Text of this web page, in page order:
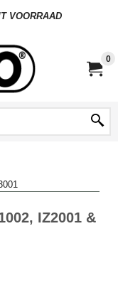
VOORRAAD
0
IZ2001 &